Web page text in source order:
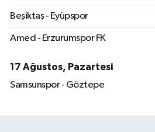
Beşiktaş - Eyüpspor
Amed - Erzurumspor FK
17 Ağustos, Pazartesi
Samsunspor - Göztepe